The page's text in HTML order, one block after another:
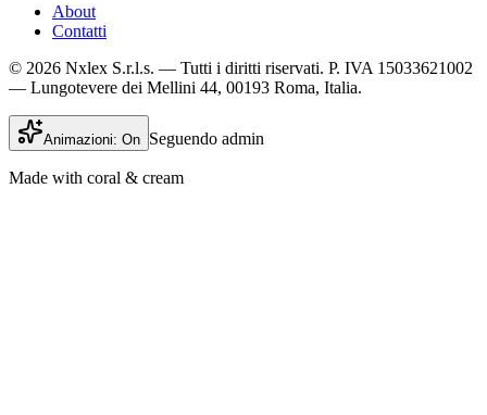
About
Contatti
© 2026 Nxlex S.r.l.s. — Tutti i diritti riservati. P. IVA 15033621002
— Lungotevere dei Mellini 44, 00193 Roma, Italia.
Animazioni: On Seguendo admin
Made with coral & cream